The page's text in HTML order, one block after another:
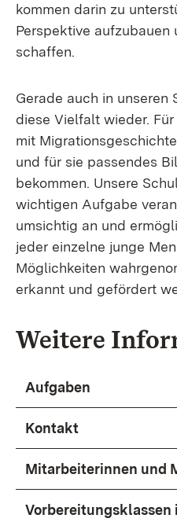
kommen darin zu
Perspektive aufzubauen
schaffen.
Gerade auch in unseren
diese Vielfalt wieder.
mit
und für sie passendes
bekommen. Unsere
wichtigen Aufgabe
umsichtig an und
jeder einzelne junge
Möglichkeiten
erkannt und gefördert
Weitere
Aufgaben
Kontakt
Mitarbeiterinnen und
Vorbereitungsklassen